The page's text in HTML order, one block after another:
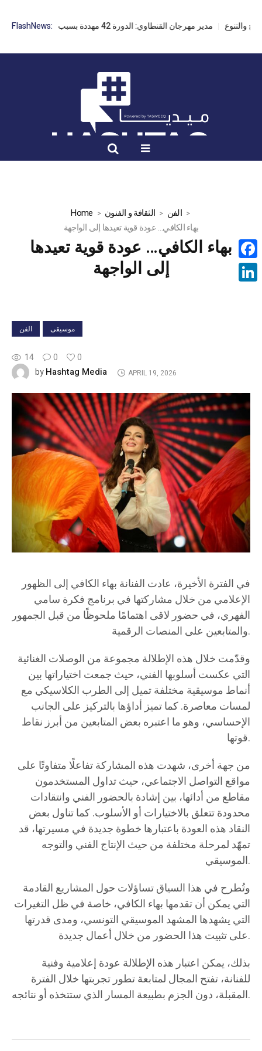
FlashNews: مدير مهرجان القنطاوي: الدورة 42 مهددة بسبب تأخر التراخيص
Home الثقافة و الفنون
الفن
بهاء الكافي… عودة قوية تعيدها إلى الواجهة
بهاء الكافي… عودة قوية تعيدها
إلى الواجهة
الفن موسيقى
14 0
0
byHashtag Media APRIL 19, 2026
في الفترة الأخيرة، عادت الفنانة بهاء الكافي إلى الظهور
الإعلامي من خلال مشاركتها في برنامج فكرة سامي
الفهري، في حضور لاقى اهتمامًا ملحوظًا من قبل الجمهور
والمتابعين على المنصات الرقمية.
وقدّمت خلال هذه الإطلالة مجموعة من الوصلات الغنائية
التي عكست أسلوبها الفني، حيث جمعت اختياراتها بين
أنماط موسيقية مختلفة تميل إلى الطرب الكلاسيكي مع
لمسات معاصرة. كما تميز أداؤها بالتركيز على الجانب
الإحساسي، وهو ما اعتبره بعض المتابعين من أبرز نقاط
قوتها.
من جهة أخرى، شهدت هذه المشاركة تفاعلًا متفاوتًا على
مواقع التواصل الاجتماعي، حيث تداول المستخدمون
مقاطع من أدائها، بين إشادة بالحضور الفني وانتقادات
محدودة تتعلق بالاختيارات أو الأسلوب. كما تناول بعض
النقاد هذه العودة باعتبارها خطوة جديدة في مسيرتها، قد
تمهّد لمرحلة مختلفة من حيث الإنتاج الفني والتوجه
الموسيقي.
وتُطرح في هذا السياق تساؤلات حول المشاريع القادمة
التي يمكن أن تقدمها بهاء الكافي، خاصة في ظل التغيرات
التي يشهدها المشهد الموسيقي التونسي، ومدى قدرتها
على تثبيت هذا الحضور من خلال أعمال جديدة.
بذلك، يمكن اعتبار هذه الإطلالة عودة إعلامية وفنية
للفنانة، تفتح المجال لمتابعة تطور تجربتها خلال الفترة
المقبلة، دون الجزم بطبيعة المسار الذي ستتخذه أو نتائجه.